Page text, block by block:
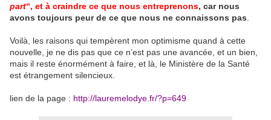
part“, et à craindre ce que nous entreprenons, car nous
avons toujours peur de ce que nous ne connaissons pas
Voilà, les raisons qui tempèrent mon optimisme quand à cette
nouvelle, je ne dis pas que ce n’est pas une avancée, et un bien,
mais il reste énormément à faire, et là, le Ministère de la Santé
est étrangement silencieux.
lien de la page : http://lauremelodye.fr/?p=649